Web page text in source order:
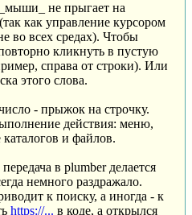
не прыгает на
как управление курсором
во всех средах). Чтобы
кликнуть в пустую
справа от строки). Или
этого слова.
- прыжок на строчку.
действия: меню,
и файлов.
в plumber делается
немного раздражало.
к поиску, а иногда - к
https://... в коде, а открылся